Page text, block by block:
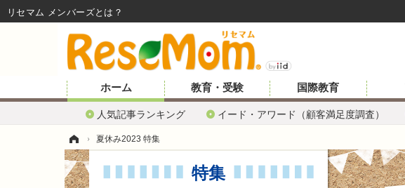
ホーム
人気記事ランキング イード・アワード（顧客満足度調査）
教育・受験 国際教育
› 夏休み2023 特集
特集
リセマム メンバーズ